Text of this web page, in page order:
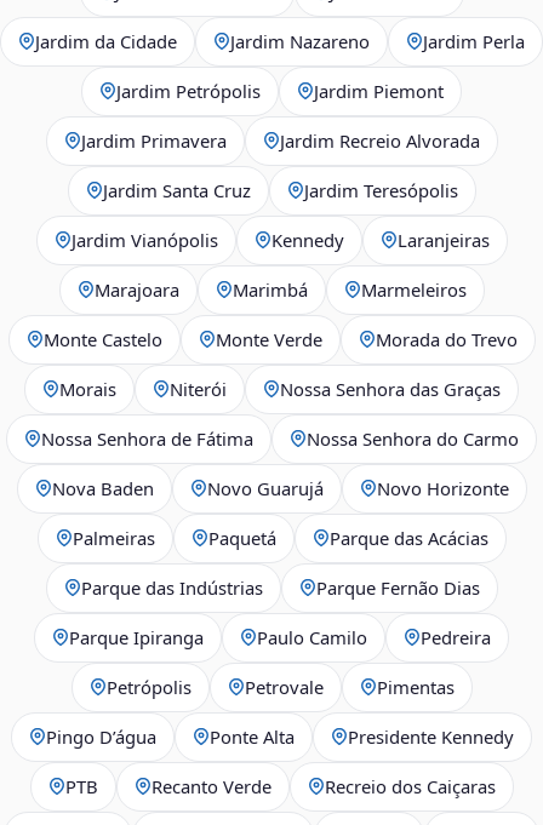
Jardim da Cidade Jardim Nazareno Jardim Perla
Jardim Petrópolis Jardim Piemont
Jardim Primavera Jardim Recreio Alvorada
Jardim Santa Cruz Jardim Teresópolis
Jardim Vianópolis Kennedy Laranjeiras
Marajoara Marimbá Marmeleiros
Monte Castelo Monte Verde Morada do Trevo
Morais Niterói Nossa Senhora das Graças
Nossa Senhora de Fátima Nossa Senhora do Carmo
Nova Baden Novo Guarujá Novo Horizonte
Palmeiras Paquetá Parque das Acácias
Parque das Indústrias Parque Fernão Dias
Parque Ipiranga Paulo Camilo Pedreira
Petrópolis Petrovale Pimentas
Pingo D’água Ponte Alta Presidente Kennedy
PTB Recanto Verde Recreio dos Caiçaras